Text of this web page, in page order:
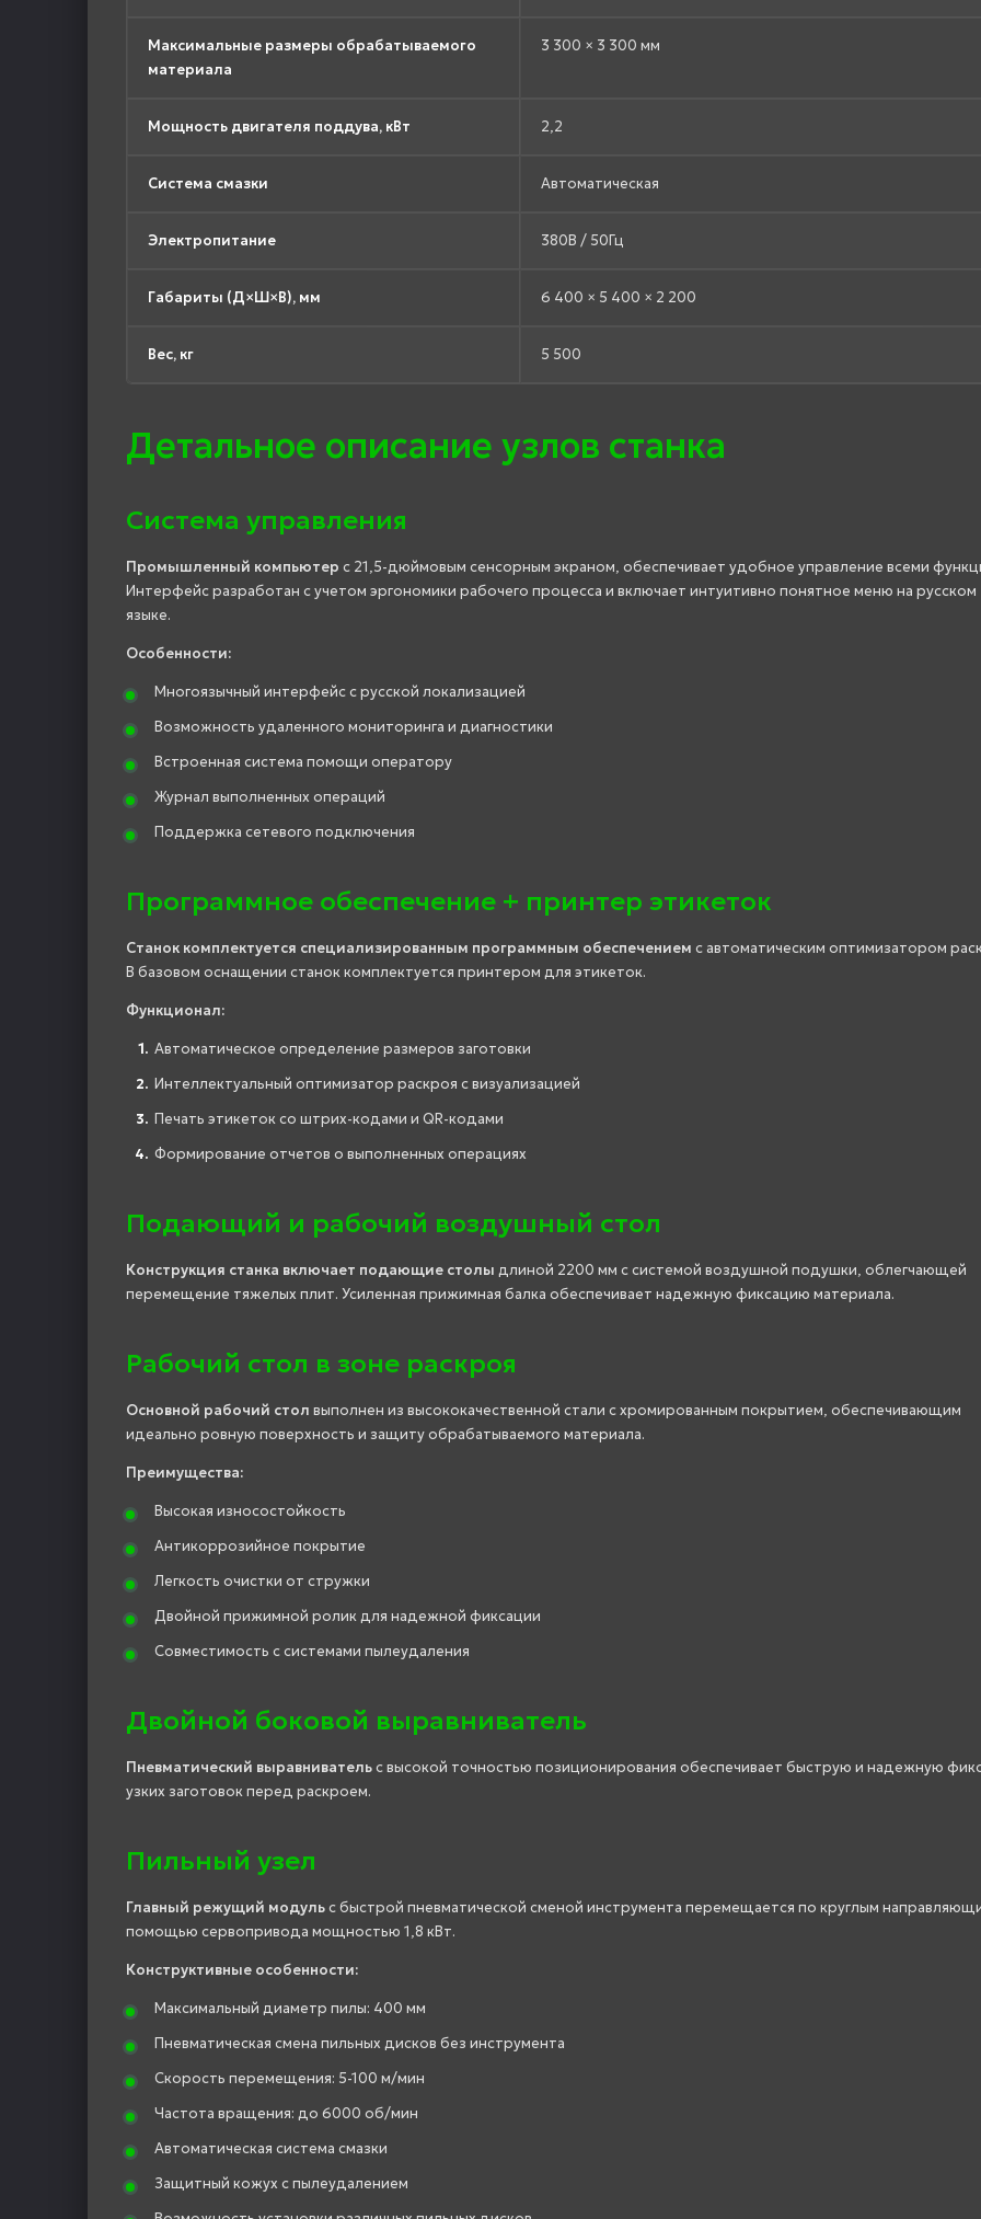
Максимальные размеры обрабатываемого
материала
3 300 × 3 300 мм
Мощность двигателя поддува, кВт 2,2
Система смазки Автоматическая
Электропитание 380В / 50Гц
Габариты (Д×Ш×В), мм 6 400 × 5 400 × 2 200
Вес, кг 5 500
Детальное описание узлов станка
Система управления
Промышленный компьютер с 21,5-дюймовым сенсорным экраном, обеспечивает удобное управление всеми
Интерфейс разработан с учетом эргономики рабочего процесса и включает интуитивно понятное меню на русском
языке.
Особенности:
Многоязычный интерфейс с русской локализацией
Возможность удаленного мониторинга и диагностики
Встроенная система помощи оператору
Журнал выполненных операций
Поддержка сетевого подключения
Программное обеспечение + принтер этикеток
Станок комплектуется специализированным программным обеспечением с автоматическим оптимизатором
В базовом оснащении станок комплектуется принтером для этикеток.
Функционал:
Автоматическое определение размеров заготовки
Интеллектуальный оптимизатор раскроя с визуализацией
Печать этикеток со штрих-кодами и QR-кодами
Формирование отчетов о выполненных операциях
Подающий и рабочий воздушный стол
Конструкция станка включает подающие столы длиной 2200 мм с системой воздушной подушки, облегчающей
перемещение тяжелых плит. Усиленная прижимная балка обеспечивает надежную фиксацию материала.
Рабочий стол в зоне раскроя
Основной рабочий стол выполнен из высококачественной стали с хромированным покрытием, обеспечивающим
идеально ровную поверхность и защиту обрабатываемого материала.
Преимущества:
Высокая износостойкость
Антикоррозийное покрытие
Легкость очистки от стружки
Двойной прижимной ролик для надежной фиксации
Совместимость с системами пылеудаления
Двойной боковой выравниватель
Пневматический выравнивательс высокой точностью позиционирования обеспечивает быструю и надежную
узких заготовок перед раскроем.
Пильный узел
Главный режущий модульс быстрой пневматической сменой инструмента перемещается по круглым
помощью сервопривода мощностью 1,8 кВт.
Конструктивные особенности:
Максимальный диаметр пилы: 400 мм
Пневматическая смена пильных дисков без инструмента
Скорость перемещения: 5-100 м/мин
Частота вращения: до 6000 об/мин
Автоматическая система смазки
Защитный кожух с пылеудалением